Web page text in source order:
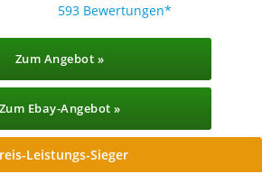
593 Bewertungen
Zum Angebot »
Zum Ebay-Angebot »
Leistungs-Sieger